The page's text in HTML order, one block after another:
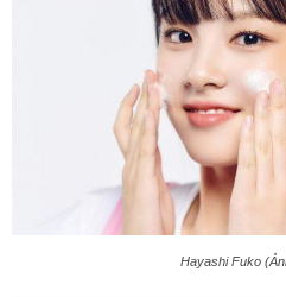
Hayashi Fuko